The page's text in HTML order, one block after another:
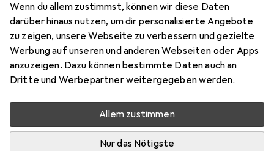
Wenn du allem zustimmst, können wir diese Daten
darüber hinaus nutzen, um dir personalisierte Angebote
zu zeigen, unsere Webseite zu verbessern und gezielte
Werbung auf unseren und anderen Webseiten oder Apps
anzuzeigen. Dazu können bestimmte Daten auch an
Dritte und Werbepartner weitergegeben werden.
Allem zustimmen
Nur das Nötigste
Schneller lieferbar
Angebot fürEUR
51,–
Bewertungen
Zwischen Do, 13.8. und Sa, 15.8. geliefert
Mehr als 10 Stück an Lager beim Lieferanten